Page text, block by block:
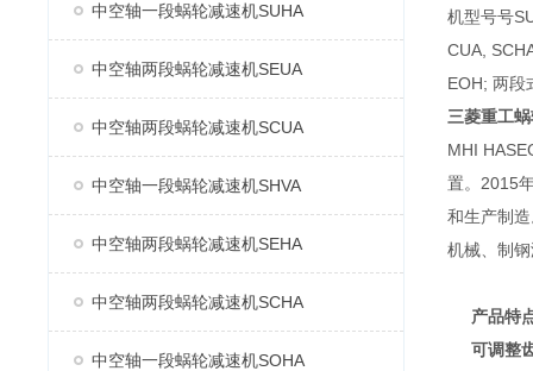
中空轴一段蜗轮减速机SUHA
中空轴两段蜗轮减速机SEUA
中空轴两段蜗轮减速机SCUA
中空轴一段蜗轮减速机SHVA
中空轴两段蜗轮减速机SEHA
中空轴两段蜗轮减速机SCHA
中空轴一段蜗轮减速机SOHA
机型号号
CUA,
EOH; 两段
三菱重工
MHI
置。2015
和生产制
机械、制
产品特
可调整